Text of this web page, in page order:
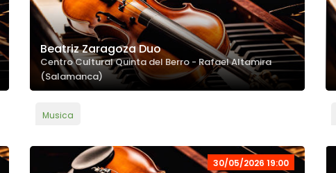
Beatriz Zaragoza Duo
Centro Cultural Quinta del Berro - Rafael Altamira
(Salamanca)
Musica
30/05/2026 19:00